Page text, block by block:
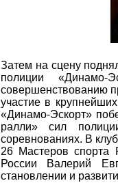
Затем на сцену
полиции «Динамо-
совершенствованию
участие в
«Динамо-Эскорт»
ралли» сил
соревнованиях. В
26 Мастеров спорта
России Валерий
становлении и